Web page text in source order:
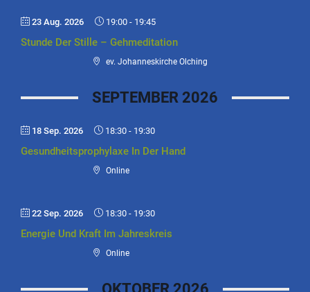
23 Aug. 2026 19:00 - 19:45
Stunde Der Stille – Gehmeditation
ev. Johanneskirche Olching
SEPTEMBER 2026
18 Sep. 2026 18:30 - 19:30
Gesundheitsprophylaxe In Der Hand
Online
22 Sep. 2026 18:30 - 19:30
Energie Und Kraft Im Jahreskreis
Online